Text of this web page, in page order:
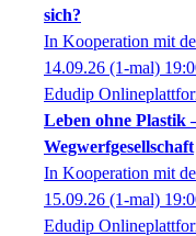
sich?
In Kooperation mit
14.09.26 (1-mal)
Edudip
Leben ohne Plastik
Wegwerfgesellschaft
In Kooperation mit
15.09.26 (1-mal)
Edudip